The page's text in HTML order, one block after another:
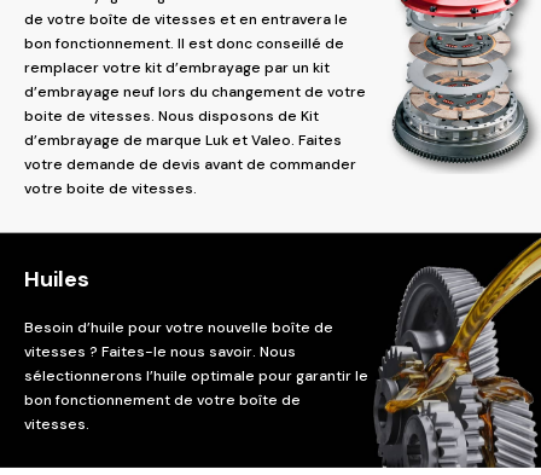
de votre boîte de vitesses et en entravera le
bon fonctionnement. Il est donc conseillé de
remplacer votre kit d’embrayage par un kit
d’embrayage neuf lors du changement de votre
boite de vitesses. Nous disposons de Kit
d’embrayage de marque Luk et Valeo. Faites
votre demande de devis avant de commander
votre boite de vitesses.
Huiles
Besoin d’huile pour votre nouvelle boîte de
vitesses ? Faites-le nous savoir. Nous
sélectionnerons l’huile optimale pour garantir le
bon fonctionnement de votre boîte de
vitesses.